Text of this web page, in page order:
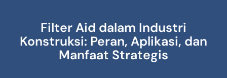
Filter Aid dalam Industri
Konstruksi: Peran, Aplikasi, dan
Manfaat Strategis